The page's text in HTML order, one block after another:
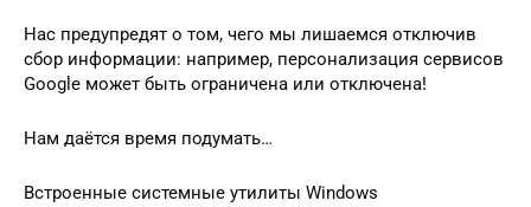
Нас предупредят о том, чего мы лишаемся отключив
сбор информации: например, персонализация сервисов
Google может быть ограничена или отключена!
Нам даётся время подумать…
Встроенные системные утилиты Windows